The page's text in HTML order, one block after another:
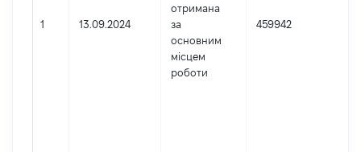
1 13.09.2024
отримана
за
основним
місцем
роботи
459942